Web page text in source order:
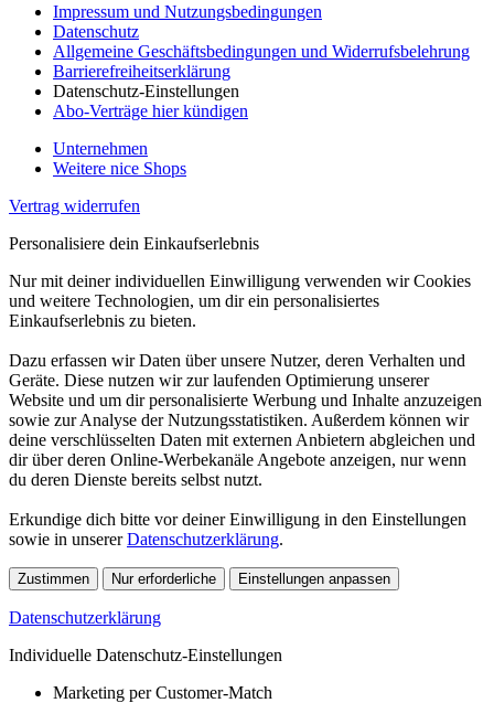
Impressum und Nutzungsbedingungen
Datenschutz
Allgemeine Geschäftsbedingungen und Widerrufsbelehrung
Barrierefreiheitserklärung
Datenschutz-Einstellungen
Abo-Verträge hier kündigen
Unternehmen
Weitere nice Shops
Vertrag widerrufen
Personalisiere dein Einkaufserlebnis
Nur mit deiner individuellen Einwilligung verwenden wir Cookies
und weitere Technologien, um dir ein personalisiertes
Einkaufserlebnis zu bieten.
Dazu erfassen wir Daten über unsere Nutzer, deren Verhalten und
Geräte. Diese nutzen wir zur laufenden Optimierung unserer
Website und um dir personalisierte Werbung und Inhalte anzuzeigen
sowie zur Analyse der Nutzungsstatistiken. Außerdem können wir
deine verschlüsselten Daten mit externen Anbietern abgleichen und
dir über deren Online-Werbekanäle Angebote anzeigen, nur wenn
du deren Dienste bereits selbst nutzt.
Erkundige dich bitte vor deiner Einwilligung in den Einstellungen
sowie in unsererDatenschutzerklärung.
Zustimmen Nur erforderliche Einstellungen anpassen
Datenschutzerklärung
Individuelle Datenschutz-Einstellungen
Marketing per Customer-Match